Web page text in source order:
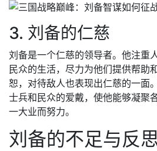
3. 刘备的仁慈
刘备是一个仁慈的领导者。他注重
民众的生活，尽力为他们提供帮助
恕，对待敌人也表现出仁慈的一面
士兵和民众的爱戴，使他能够凝聚
一大业而努力。
刘备的不足与反